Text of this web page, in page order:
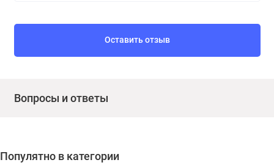
Оставить отзыв
Вопросы и ответы
Популятно в категории